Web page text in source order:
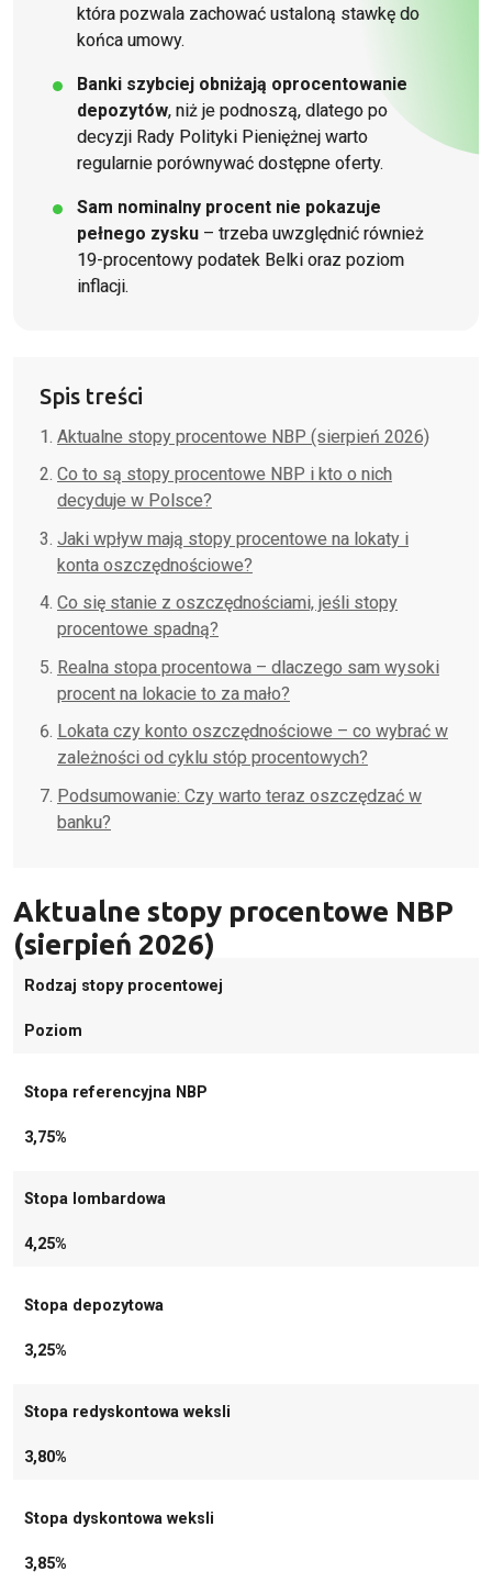
która pozwala zachować ustaloną stawkę do
końca umowy.
Banki szybciej obniżają oprocentowanie
depozytów, niż je podnoszą, dlatego po
decyzji Rady Polityki Pieniężnej warto
regularnie porównywać dostępne oferty.
Sam nominalny procent nie pokazuje
pełnego zysku – trzeba uwzględnić również
19-procentowy podatek Belki oraz poziom
inflacji.
Spis treści
Aktualne stopy procentowe NBP (sierpień 2026)
Co to są stopy procentowe NBP i kto o nich
decyduje w Polsce?
Jaki wpływ mają stopy procentowe na lokaty i
konta oszczędnościowe?
Co się stanie z oszczędnościami, jeśli stopy
procentowe spadną?
Realna stopa procentowa – dlaczego sam wysoki
procent na lokacie to za mało?
Lokata czy konto oszczędnościowe – co wybrać w
zależności od cyklu stóp procentowych?
Podsumowanie: Czy warto teraz oszczędzać w
banku?
Aktualne stopy procentowe NBP
(sierpień 2026)
Rodzaj stopy procentowej
Poziom
Stopa referencyjna NBP
3,75%
Stopa lombardowa
4,25%
Stopa depozytowa
3,25%
Stopa redyskontowa weksli
3,80%
Stopa dyskontowa weksli
3,85%